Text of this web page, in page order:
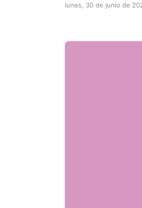
lunes, 30 de junio de